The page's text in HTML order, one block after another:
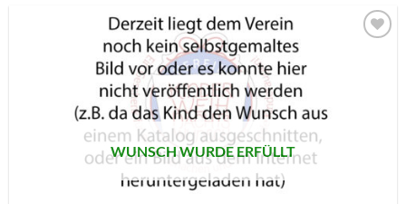
WUNSCH WURDE ERFÜLLT